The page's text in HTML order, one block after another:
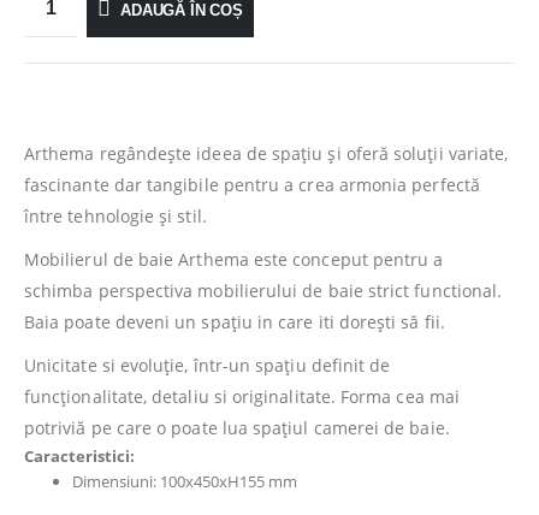
ADAUGĂ ÎN COȘ
Arthema regândește ideea de spațiu și oferă soluții variate,
fascinante dar tangibile pentru a crea armonia perfectă
între tehnologie și stil.
Mobilierul de baie Arthema este conceput pentru a
schimba perspectiva mobilierului de baie strict functional.
Baia poate deveni un spațiu in care iti dorești să fii.
Unicitate si evoluție, într-un spațiu definit de
funcționalitate, detaliu si originalitate. Forma cea mai
potriviă pe care o poate lua spațiul camerei de baie.
Caracteristici:
Dimensiuni: 100x450xH155 mm